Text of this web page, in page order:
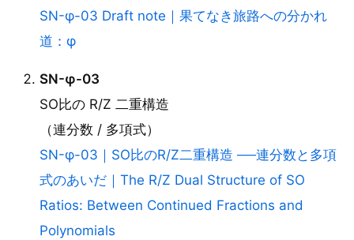
SN-φ-03 Draft note｜果てなき旅路への分かれ
道：φ
SN-φ-03
SO比の R/Z 二重構造
（連分数 / 多項式）
SN-φ-03｜SO比のR/Z二重構造 ──連分数と多項
式のあいだ｜The R/Z Dual Structure of SO
Ratios: Between Continued Fractions and
Polynomials